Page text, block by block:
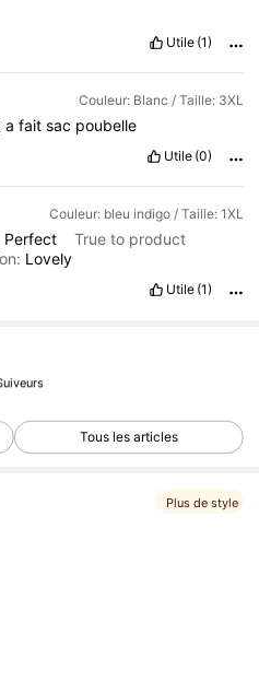
Utile (1)
Couleur: Blanc / Taille: 3XL
afaitsac poubelle
Utile (0)
Couleur: bleu indigo / Taille: 1XL
Perfect
True to product
Lovely
Utile (1)
train de naviguer
Tous les articles
Plus de style